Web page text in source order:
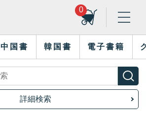
0
中国書 韓国書 電子書籍
詳細検索